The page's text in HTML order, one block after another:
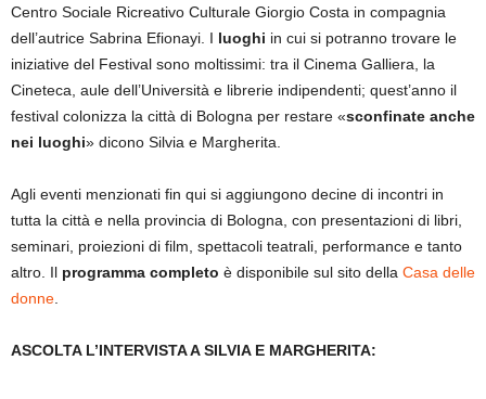
Centro Sociale Ricreativo Culturale Giorgio Costa in compagnia
dell’autrice Sabrina Efionayi. I luoghi in cui si potranno trovare le
iniziative del Festival sono moltissimi: tra il Cinema Galliera, la
Cineteca, aule dell’Università e librerie indipendenti; quest’anno il
festival colonizza la città di Bologna per restare «sconfinate anche
nei luoghi» dicono Silvia e Margherita.
Agli eventi menzionati fin qui si aggiungono decine di incontri in
tutta la città e nella provincia di Bologna, con presentazioni di libri,
seminari, proiezioni di film, spettacoli teatrali, performance e tanto
altro. Il programma completo è disponibile sul sito della Casa delle
donne.
ASCOLTA L’INTERVISTA A SILVIA E MARGHERITA: